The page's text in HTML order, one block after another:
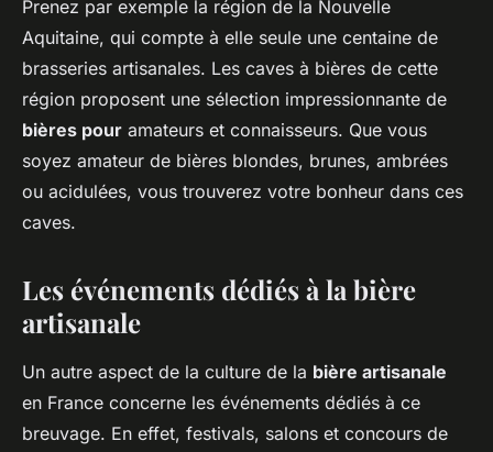
Prenez par exemple la région de la Nouvelle
Aquitaine, qui compte à elle seule une centaine de
brasseries artisanales. Les caves à bières de cette
région proposent une sélection impressionnante de
bières pour amateurs et connaisseurs. Que vous
soyez amateur de bières blondes, brunes, ambrées
ou acidulées, vous trouverez votre bonheur dans ces
caves.
Les événements dédiés à la bière
artisanale
Un autre aspect de la culture de la bière artisanale
en France concerne les événements dédiés à ce
breuvage. En effet, festivals, salons et concours de